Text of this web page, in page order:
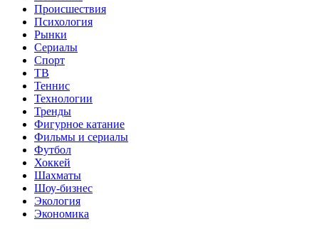
Происшествия
Психология
Рынки
Сериалы
Спорт
ТВ
Теннис
Технологии
Тренды
Фигурное катание
Фильмы и сериалы
Футбол
Хоккей
Шахматы
Шоу-бизнес
Экология
Экономика